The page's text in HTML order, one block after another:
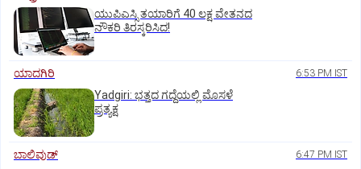
ಯುಪಿಎಸ್ಸಿ ತಯಾರಿಗೆ 40 ಲಕ್ಷ ವೇತನದ
ನೌಕರಿ ತಿರಸ್ಕರಿಸಿದ!
ಯಾದಗಿರಿ 6:53 PM IST
Yadgiri: ಭತ್ತದ ಗದ್ದೆಯಲ್ಲಿ ಮೊಸಳೆ
ಪ್ರತ್ಯಕ್ಷ
ಬಾಲಿವುಡ್‌ 6:47 PM IST